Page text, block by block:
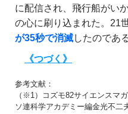
に配信され、飛行船がい
の心に刷り込まれた。21
が35秒で消滅したのである
《つづく》
参考文献：
（※1）コズモ82サイエンスマ
ソ連科学アカデミー編金光不二